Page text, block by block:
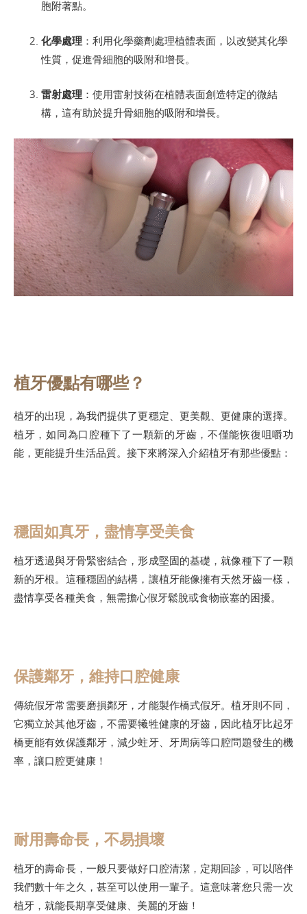
胞附著點。
化學處理 ：利用化學藥劑處理植體表面，以改變其化學
性質，促進骨細胞的吸附和增長。
雷射處理 ：使用雷射技術在植體表面創造特定的微結
構，這有助於提升骨細胞的吸附和增長。
植牙優點有哪些？
植牙的出現，為我們提供了更穩定、更美觀、更健康的選擇。
植牙，如同為口腔種下了一顆新的牙齒，不僅能恢復咀嚼功
能，更能提升生活品質。接下來將深入介紹植牙有那些優點：
穩固如真牙，盡情享受美食
植牙透過與牙骨緊密結合，形成堅固的基礎，就像種下了一顆
新的牙根。這種穩固的結構，讓植牙能像擁有天然牙齒一樣，
盡情享受各種美食，無需擔心假牙鬆脫或食物嵌塞的困擾。
保護鄰牙，維持口腔健康
傳統假牙常需要磨損鄰牙，才能製作橋式假牙。植牙則不同，
它獨立於其他牙齒，不需要犧牲健康的牙齒，因此植牙比起牙
橋更能有效保護鄰牙，減少蛀牙、牙周病等口腔問題發生的機
率，讓口腔更健康！
耐用壽命長，不易損壞
植牙的壽命長，一般只要做好口腔清潔，定期回診，可以陪伴
我們數十年之久，甚至可以使用一輩子。這意味著您只需一次
植牙，就能長期享受健康、美麗的牙齒！